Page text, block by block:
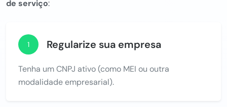
de serviço:
1 Regularize sua empresa
Tenha um CNPJ ativo (como MEI ou outra
modalidade empresarial).